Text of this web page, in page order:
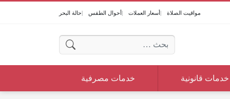
مواقيت الصلاة أسعار العملات أحوال الطقس حالة البحر
البحث عن:
خدمات قانونية خدمات مصرفية